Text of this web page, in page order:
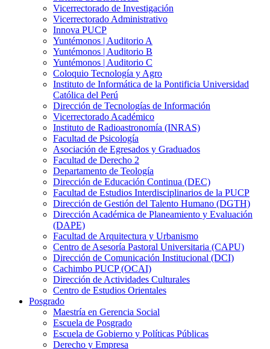
Vicerrectorado de Investigación
Vicerrectorado Administrativo
Innova PUCP
Yuntémonos | Auditorio A
Yuntémonos | Auditorio B
Yuntémonos | Auditorio C
Coloquio Tecnología y Agro
Instituto de Informática de la Pontificia Universidad
Católica del Perú
Dirección de Tecnologías de Información
Vicerrectorado Académico
Instituto de Radioastronomía (INRAS)
Facultad de Psicología
Asociación de Egresados y Graduados
Facultad de Derecho 2
Departamento de Teología
Dirección de Educación Continua (DEC)
Facultad de Estudios Interdisciplinarios de la PUCP
Dirección de Gestión del Talento Humano (DGTH)
Dirección Académica de Planeamiento y Evaluación
(DAPE)
Facultad de Arquitectura y Urbanismo
Centro de Asesoría Pastoral Universitaria (CAPU)
Dirección de Comunicación Institucional (DCI)
Cachimbo PUCP (OCAI)
Dirección de Actividades Culturales
Centro de Estudios Orientales
Posgrado
Maestría en Gerencia Social
Escuela de Posgrado
Escuela de Gobierno y Políticas Públicas
Derecho y Empresa